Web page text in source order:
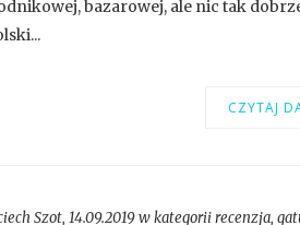
bazarowej, ale nic tak
CZYTAJ
Szot, 14.09.2019 w kategoriirecenzja,